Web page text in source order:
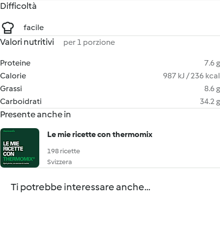
Difficoltà
facile
Valori nutritivi per 1 porzione
Proteine
7.6 g
Calorie
987 kJ / 236 kcal
Grassi
8.6 g
Carboidrati
34.2 g
Presente anche in
Le mie ricette con thermomix
198 ricette
Svizzera
Ti potrebbe interessare anche...